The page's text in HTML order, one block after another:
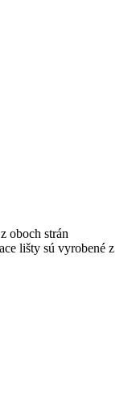
oboch strán
lišty sú vyrobené z